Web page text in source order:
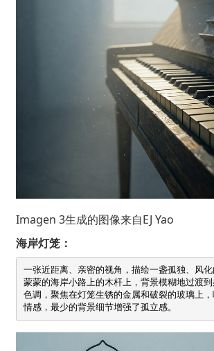
Imagen 3生成的图像来自EJ Yao
海岸灯笼：
一张近距离、亲密的视角，描绘一盏孤独、风
蒙蒙的海岸小路上的木杆上，背景模糊地过渡
色调，聚焦在灯笼生锈的金属和破裂的玻璃上
情感，最少的背景细节增强了孤立感。